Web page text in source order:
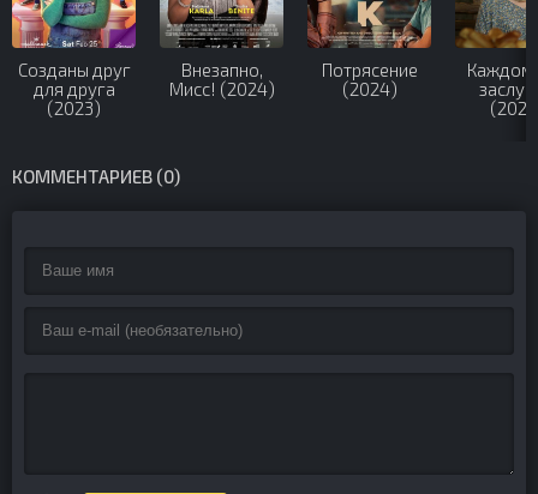
Созданы друг
для друга
(2023)
Внезапно,
Мисс! (2024)
Потрясение
(2024)
КОММЕНТАРИЕВ (0)